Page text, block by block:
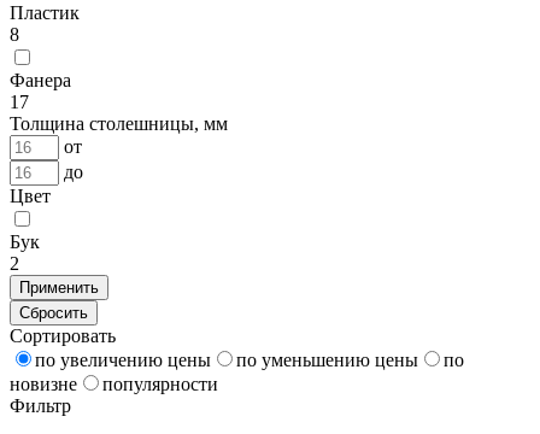
Пластик
8
Фанера
17
Толщина столешницы, мм
от
до
Цвет
Бук
2
Применить
Сбросить
Сортировать
по увеличению цены
по уменьшению цены
по
новизне
популярности
Фильтр